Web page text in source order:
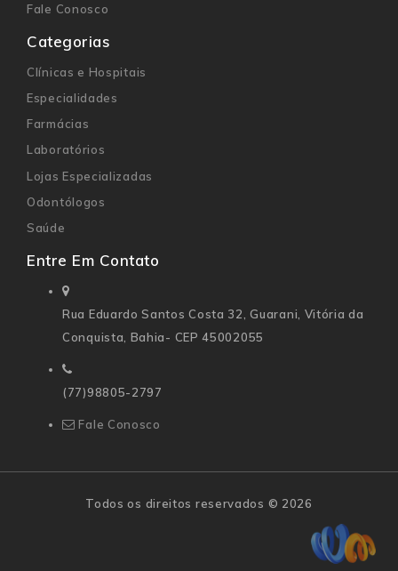
Fale Conosco
Categorias
Clínicas e Hospitais
Especialidades
Farmácias
Laboratórios
Lojas Especializadas
Odontólogos
Saúde
Entre Em Contato
Rua Eduardo Santos Costa 32, Guarani, Vitória da
Conquista, Bahia- CEP 45002055
(77)98805-2797
Fale Conosco
Todos os direitos reservados © 2026